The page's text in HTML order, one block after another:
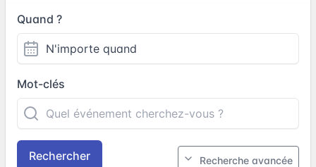
Quand ?
Mot-clés
Rechercher Recherche avancée